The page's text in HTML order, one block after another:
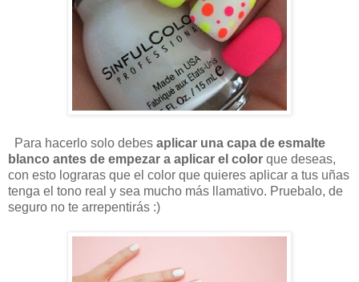
Para hacerlo solo debes aplicar una capa de esmalte
blanco antes de empezar a aplicar el color que deseas,
con esto lograras que el color que quieres aplicar a tus uñas
tenga el tono real y sea mucho más llamativo. Pruebalo, de
seguro no te arrepentirás :)